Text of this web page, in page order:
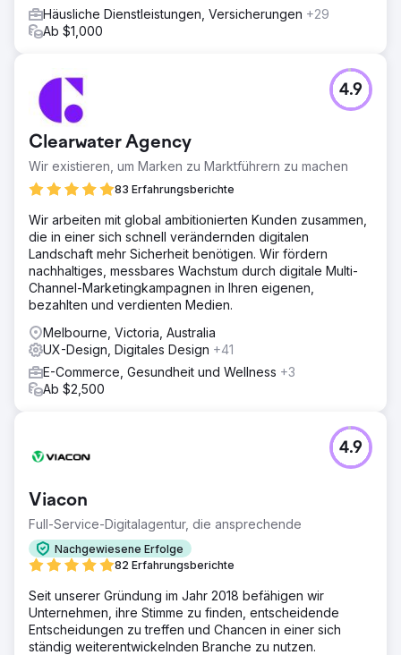
Häusliche Dienstleistungen, Versicherungen +29
Ab $1,000
Clearwater Agency
Wir existieren, um Marken zu Marktführern zu machen
83 Erfahrungsberichte
4.9
Wir arbeiten mit global ambitionierten Kunden zusammen,
die in einer sich schnell verändernden digitalen
Landschaft mehr Sicherheit benötigen. Wir fördern
nachhaltiges, messbares Wachstum durch digitale Multi-
Channel-Marketingkampagnen in Ihren eigenen,
bezahlten und verdienten Medien.
Melbourne, Victoria, Australia
UX-Design, Digitales Design +41
E-Commerce, Gesundheit und Wellness +3
Ab $2,500
Viacon
Full-Service-Digitalagentur, die ansprechende
Nachgewiesene Erfolge
82 Erfahrungsberichte
4.9
Seit unserer Gründung im Jahr 2018 befähigen wir
Unternehmen, ihre Stimme zu finden, entscheidende
Entscheidungen zu treffen und Chancen in einer sich
ständig weiterentwickelnden Branche zu nutzen.